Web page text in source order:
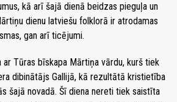
kā arī šajā dienā beidzas pieguļa un
dienu latviešu folklorā ir atrodamas
gan arī ticējumi.
Tūras bīskapa Mārtiņa vārdu, kurš tiek
dibinātājs Gallijā, kā rezultātā kristietība
šajā novadā. Šī diena nereti tiek saistīta